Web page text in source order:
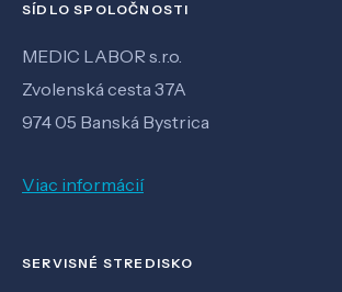
SÍDLO SPOLOČNOSTI
MEDIC LABOR s.r.o.
Zvolenská cesta 37A
974 05 Banská Bystrica
Viac informácií
SERVISNÉ STREDISKO